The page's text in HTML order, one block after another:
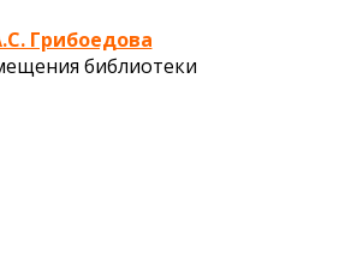
Грибоедова
библиотеки